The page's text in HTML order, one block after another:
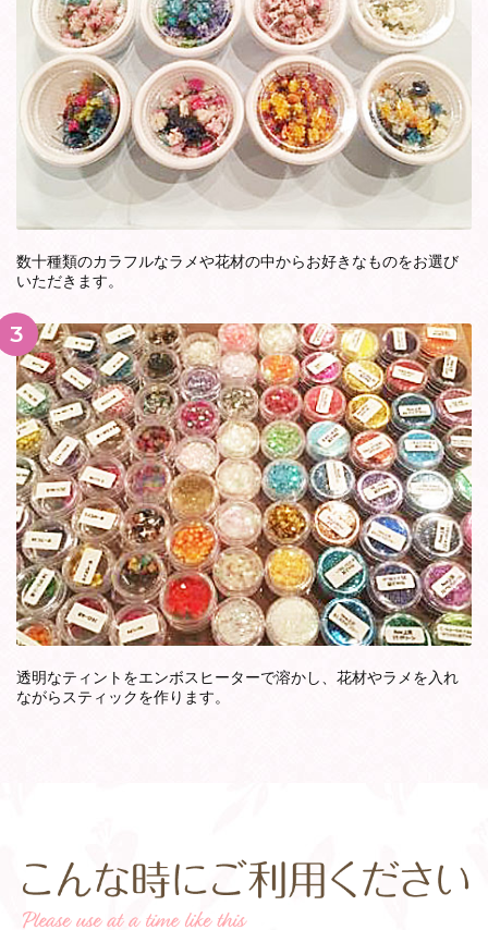
数十種類のカラフルなラメや花材の中からお好きなものをお選び
いただきます。
3
透明なティントをエンボスヒーターで溶かし、花材やラメを入れ
ながらスティックを作ります。